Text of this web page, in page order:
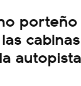
porteño